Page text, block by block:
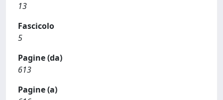
13
Fascicolo
5
Pagine (da)
613
Pagine (a)